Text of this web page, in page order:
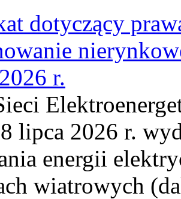
dotyczący
r.
lipca 2026 r.
energii
wiatrowych